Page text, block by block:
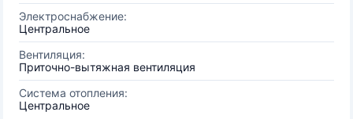
Электроснабжение:
Центральное
Вентиляция:
Приточно-вытяжная вентиляция
Система отопления:
Центральное